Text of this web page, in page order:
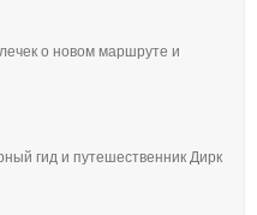
о новом маршруте и
гид и путешественник Дирк